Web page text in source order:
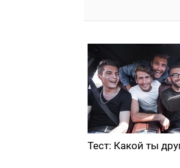
Тест: Какой ты